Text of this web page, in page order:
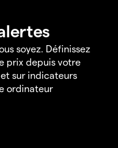
soyez. Définissez
prix depuis votre
sur indicateurs
ordinateur